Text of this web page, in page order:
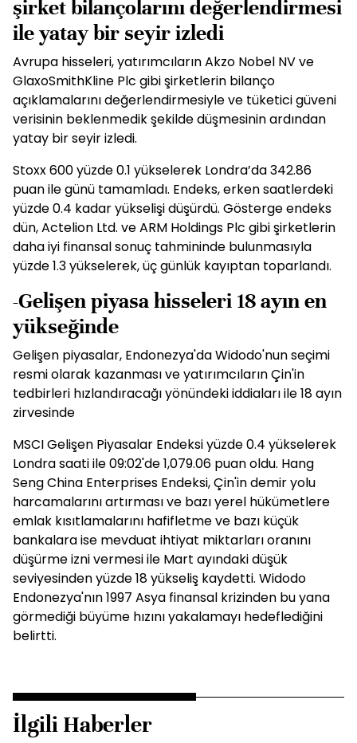
şirket bilançolarını değerlendirmesi
ile yatay bir seyir izledi
Avrupa hisseleri, yatırımcıların Akzo Nobel NV ve
GlaxoSmithKline Plc gibi şirketlerin bilanço
açıklamalarını değerlendirmesiyle ve tüketici güveni
verisinin beklenmedik şekilde düşmesinin ardından
yatay bir seyir izledi.
Stoxx 600 yüzde 0.1 yükselerek Londra’da 342.86
puan ile günü tamamladı. Endeks, erken saatlerdeki
yüzde 0.4 kadar yükselişi düşürdü. Gösterge endeks
dün, Actelion Ltd. ve ARM Holdings Plc gibi şirketlerin
daha iyi finansal sonuç tahmininde bulunmasıyla
yüzde 1.3 yükselerek, üç günlük kayıptan toparlandı.
-Gelişen piyasa hisseleri 18 ayın en
yükseğinde
Gelişen piyasalar, Endonezya'da Widodo'nun seçimi
resmi olarak kazanması ve yatırımcıların Çin'in
tedbirleri hızlandıracağı yönündeki iddiaları ile 18 ayın
zirvesinde
MSCI Gelişen Piyasalar Endeksi yüzde 0.4 yükselerek
Londra saati ile 09:02'de 1,079.06 puan oldu. Hang
Seng China Enterprises Endeksi, Çin'in demir yolu
harcamalarını artırması ve bazı yerel hükümetlere
emlak kısıtlamalarını hafifletme ve bazı küçük
bankalara ise mevduat ihtiyat miktarları oranını
düşürme izni vermesi ile Mart ayındaki düşük
seviyesinden yüzde 18 yükseliş kaydetti. Widodo
Endonezya'nın 1997 Asya finansal krizinden bu yana
görmediği büyüme hızını yakalamayı hedeflediğini
belirtti.
İlgili Haberler